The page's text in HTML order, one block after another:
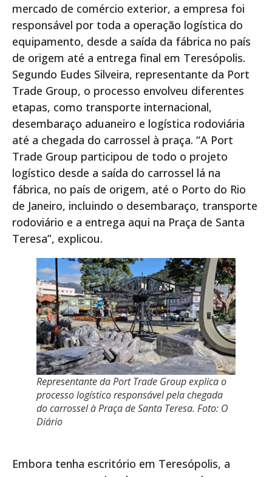
mercado de comércio exterior, a empresa foi
responsável por toda a operação logística do
equipamento, desde a saída da fábrica no país
de origem até a entrega final em Teresópolis.
Segundo Eudes Silveira, representante da Port
Trade Group, o processo envolveu diferentes
etapas, como transporte internacional,
desembaraço aduaneiro e logística rodoviária
até a chegada do carrossel à praça. “A Port
Trade Group participou de todo o projeto
logístico desde a saída do carrossel lá na
fábrica, no país de origem, até o Porto do Rio
de Janeiro, incluindo o desembaraço, transporte
rodoviário e a entrega aqui na Praça de Santa
Teresa”, explicou.
Representante da Port Trade Group explica o
processo logístico responsável pela chegada
do carrossel à Praça de Santa Teresa. Foto: O
Diário
Embora tenha escritório em Teresópolis, a